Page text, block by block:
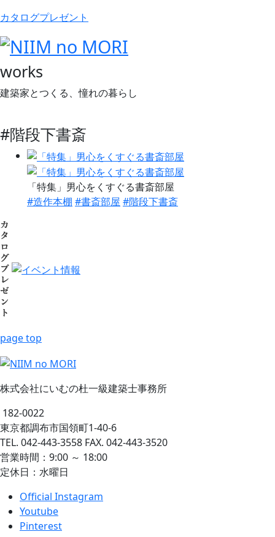
カタログプレゼント
works
建築家とつくる、憧れの暮らし
#階段下書斎
「特集」男心をくすぐる書斎部屋
#造作本棚 #書斎部屋#階段下書斎
page top
株式会社にいむの杜一級建築士事務所
182-0022
東京都調布市国領町1-40-6
TEL. 042-443-3558 FAX. 042-443-3520
営業時間：9:00 ～ 18:00
定休日：水曜日
Official Instagram
Youtube
Pinterest